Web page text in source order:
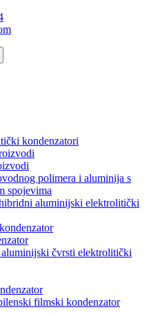
kondenzatori
polimera i aluminija s
spojevima
aluminijski elektrolitički
čvrsti elektrolitički
filmski kondenzator